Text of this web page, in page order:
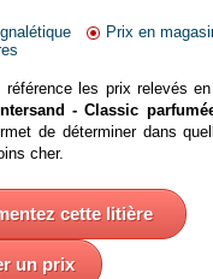
Prix en
référence les prix relevés
- Classic
de déterminer dans
cher.
cette litière
un prix